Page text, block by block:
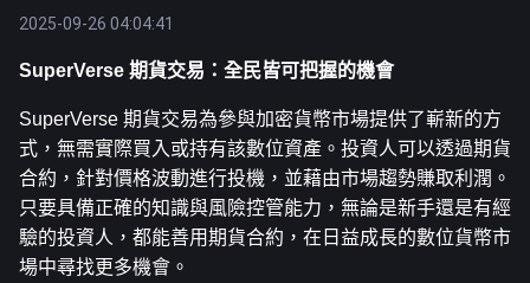
2025-09-26 04:04:41
SuperVerse 期貨交易：全民皆可把握的機會
SuperVerse 期貨交易為參與加密貨幣市場提供了嶄新的方
式，無需實際買入或持有該數位資產。投資人可以透過期貨
合約，針對價格波動進行投機，並藉由市場趨勢賺取利潤。
只要具備正確的知識與風險控管能力，無論是新手還是有經
驗的投資人，都能善用期貨合約，在日益成長的數位貨幣市
場中尋找更多機會。